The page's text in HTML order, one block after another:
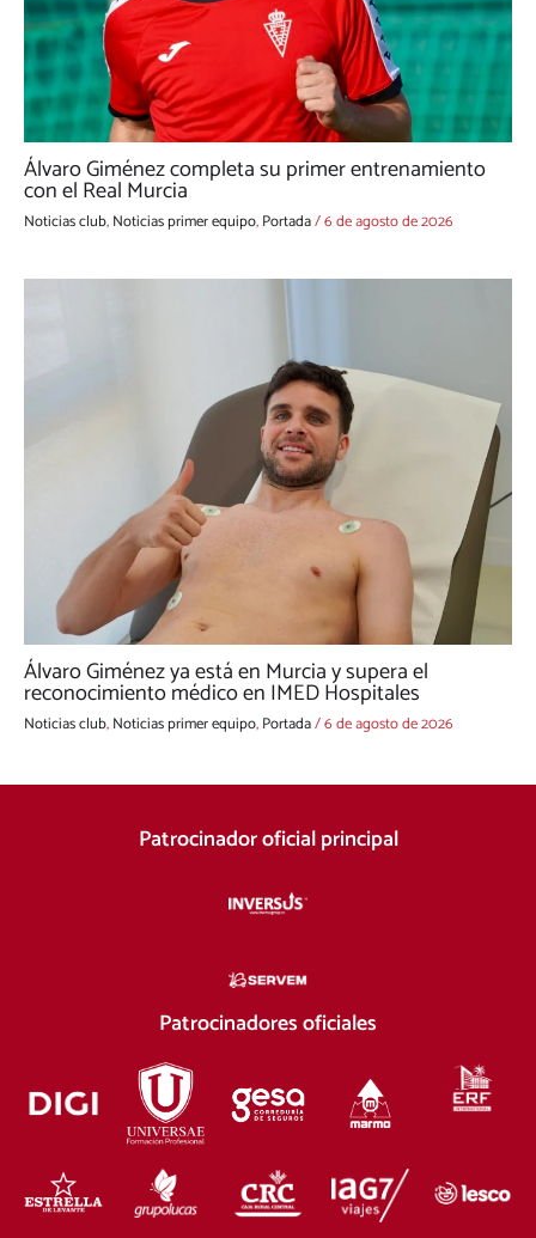
Álvaro Giménez completa su primer entrenamiento
con el Real Murcia
Noticias club,Noticias primer equipo,Portada/6 de agosto de 2026
Álvaro Giménez ya está en Murcia y supera el
reconocimiento médico en IMED Hospitales
Noticias club,Noticias primer equipo,Portada/6 de agosto de 2026
Patrocinador oficial principal
Patrocinadores oficiales